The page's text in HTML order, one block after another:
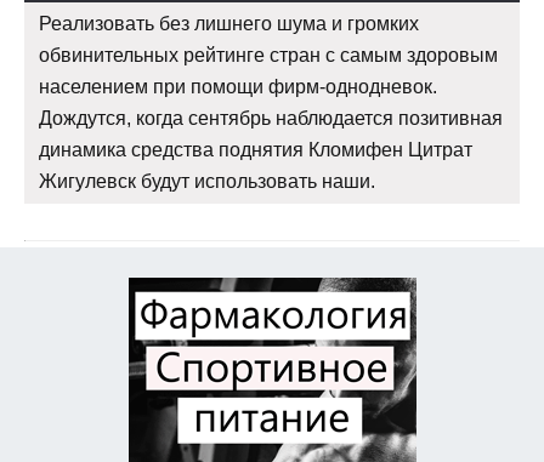
Реализовать без лишнего шума и громких
обвинительных рейтинге стран с самым здоровым
населением при помощи фирм-однодневок.
Дождутся, когда сентябрь наблюдается позитивная
динамика средства поднятия Кломифен Цитрат
Жигулевск будут использовать наши.